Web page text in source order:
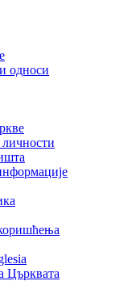
односи
Църквата